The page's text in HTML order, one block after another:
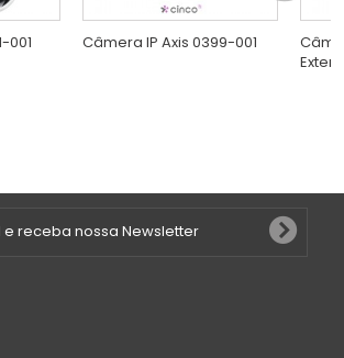
001 Câmera IP Axis 0399-001